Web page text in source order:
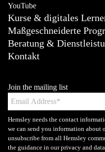
YouTube
Kurse & digitales
Maßgeschneiderte
Beratung &
Kontakt
Join the mailing list
Hemsley needs the contact
we can send you information about
unsubscribe from all Hemsley
the guidance in our privacy and